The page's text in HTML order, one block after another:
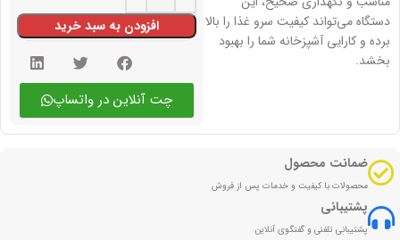
دستگاه می‌تواند کیفیت سرو غذا را بالا
برده و کارایی آشپزخانه شما را بهبود
بخشد.
افزودن به سبد خرید
چت آنلاین در واتساپ
ضمانت محصول
محصولات با کیفیت و خدمات پس از فروش
پشتیبانی
پشتیبانی تلفنی و گفتگوی آنلاین